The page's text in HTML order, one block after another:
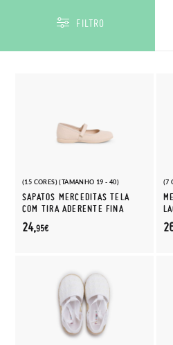
FILTRO
(15 CORES) (TAMANHO 19 - 40)
SAPATOS MERCEDITAS TELA
COM TIRA ADERENTE FINA
24,95€
(7